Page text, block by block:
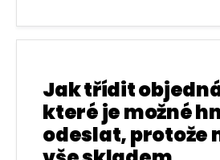
Jak třídit
které je možné
odeslat, protože